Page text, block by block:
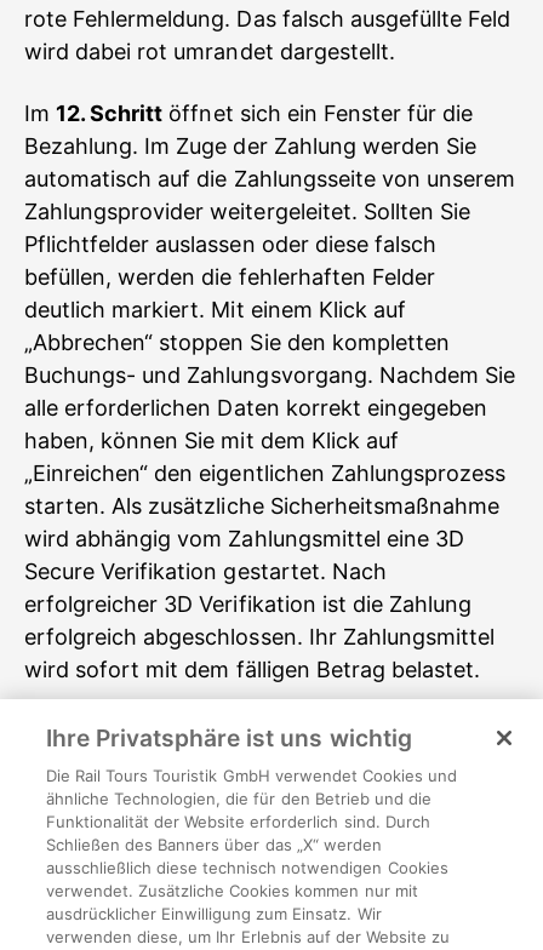
rote Fehlermeldung. Das falsch ausgefüllte Feld
wird dabei rot umrandet dargestellt.
Im 12. Schritt öffnet sich ein Fenster für die
Bezahlung. Im Zuge der Zahlung werden Sie
automatisch auf die Zahlungsseite von unserem
Zahlungsprovider weitergeleitet. Sollten Sie
Pflichtfelder auslassen oder diese falsch
befüllen, werden die fehlerhaften Felder
deutlich markiert. Mit einem Klick auf
„Abbrechen“ stoppen Sie den kompletten
Buchungs- und Zahlungsvorgang. Nachdem Sie
alle erforderlichen Daten korrekt eingegeben
haben, können Sie mit dem Klick auf
„Einreichen“ den eigentlichen Zahlungsprozess
starten. Als zusätzliche Sicherheitsmaßnahme
wird abhängig vom Zahlungsmittel eine 3D
Secure Verifikation gestartet. Nach
erfolgreicher 3D Verifikation ist die Zahlung
erfolgreich abgeschlossen. Ihr Zahlungsmittel
wird sofort mit dem fälligen Betrag belastet.
Im13. Schrittbedanken wir uns für Ihre
Buchung. Hiermit ist Ihr Vertrag mit uns
wirksam. Wir schicken Ihnen zu diesem
Zeitpunkt auch eine Buchungsbestätigung
sowie die Reiseunterlagen an die von Ihnen
bekannt gegebene E-Mail Adresse.
Ihre Privatsphäre ist uns wichtig
Die Rail Tours Touristik GmbH verwendet Cookies und
ähnliche Technologien, die für den Betrieb und die
Funktionalität der Website erforderlich sind. Durch
Schließen des Banners über das „X“ werden
ausschließlich diese technisch notwendigen Cookies
verwendet. Zusätzliche Cookies kommen nur mit
ausdrücklicher Einwilligung zum Einsatz. Wir
verwenden diese, um Ihr Erlebnis auf der Website zu